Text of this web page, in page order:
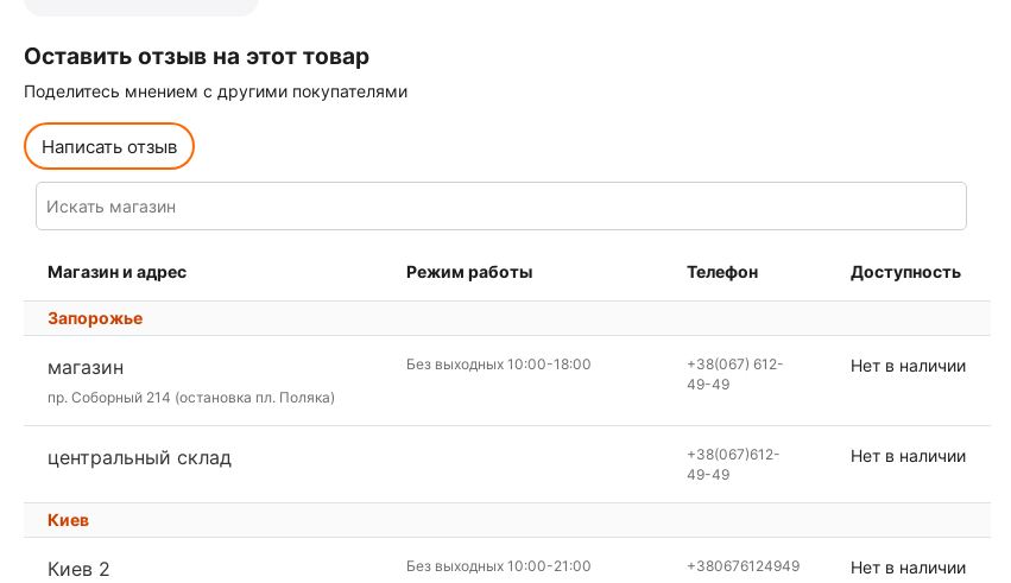
Оставить отзыв на этот товар
Поделитесь мнением с другими покупателями
Написать отзыв
Магазин и адрес Режим работы Телефон Доступность
Запорожье
магазин
пр. Соборный 214 (остановка пл. Поляка)
Без выходных 10:00-18:00
+38(067) 612-
49-49
Нет в наличии
центральный склад
+38(067)612-
49-49
Нет в наличии
Киев
Киев 2 Без выходных 10:00-21:00 +380676124949 Нет в наличии